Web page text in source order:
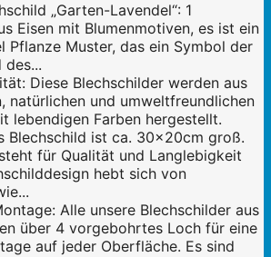
„Garten-Lavendel“: 1
Eisen mit Blumenmotiven, es ist ein
Pflanze Muster, das ein Symbol der
des...
Diese Blechschilder werden aus
natürlichen und umweltfreundlichen
lebendigen Farben hergestellt.
Blechschild ist ca. 30x20cm groß.
für Qualität und Langlebigkeit
hebt sich von
Alle unsere Blechschilder aus
über 4 vorgebohrtes Loch für eine
auf jeder Oberfläche. Es sind